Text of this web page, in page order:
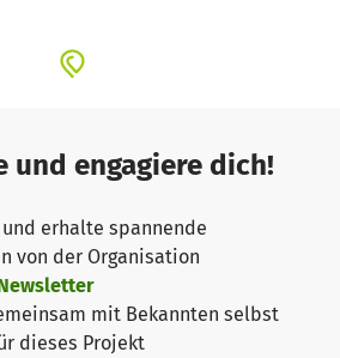
immer weiter.
mit kaum öffentlicher finanzieller
auf jede Spende angewiesen.
und engagiere dich!
und erhalte spannende
von der Organisation
mit Bekannten selbst
dieses Projekt